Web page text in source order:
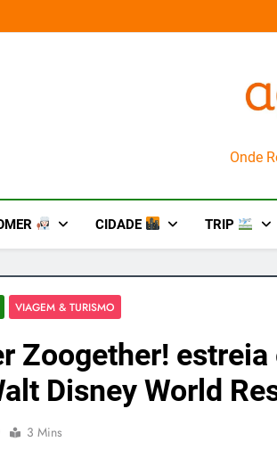
GatoFest 2026 e oferece descontos de
Onde
CIDADE TRIP
VIAGEM & TURISMO
Zoogether! estreia
Disney World
3 Mins